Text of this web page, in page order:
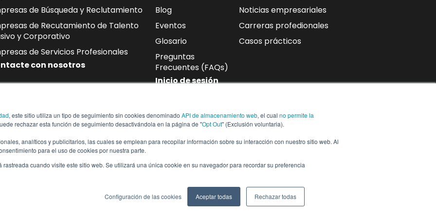
, este sitio utiliza un tipo de seguimiento sin cookies denominado API de almacenamiento web, el cual no permite la
rechazar esta función de seguimiento desactivándola en la página de "Opt Out" (Exclusión voluntaria).
analíticos y publicitarios, las cuales se emplean para recopilar información sobre su interacción con nuestro sitio web. Al
para el uso de cookies por nuestra parte.
rastreada cuando visite este sitio web. Se utilizará una única cookie en su navegador para recordar su preferencia
Configuración de las cookies Aceptar todas Rechazar todas
de Búsqueda y Reclutamiento
de Recutamiento de Talento
y Corporativo
de Servicios Profesionales
con nosotros
Blog
Eventos
Glosario
Preguntas
Frecuentes (FAQs)
Inicio de sesión
Noticias empresariales
Carreras profedionales
Casos prácticos
correo electrónico las últimas novedades sobre mano de obra,
del sector.
Suscríbase a